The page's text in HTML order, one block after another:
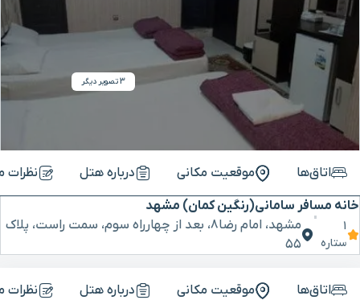
3 تصویر دیگر
اتاق‌ها موقعیت مکانی درباره هتل نظرات
خانه مسافر سامانی(رنگین کمان) مشهد
1
ستاره
مشهد، امام رضا۸، بعد از چهارراه سوم، سمت راست، پلاک
۵۵
اتاق‌ها موقعیت مکانی درباره هتل نظرات